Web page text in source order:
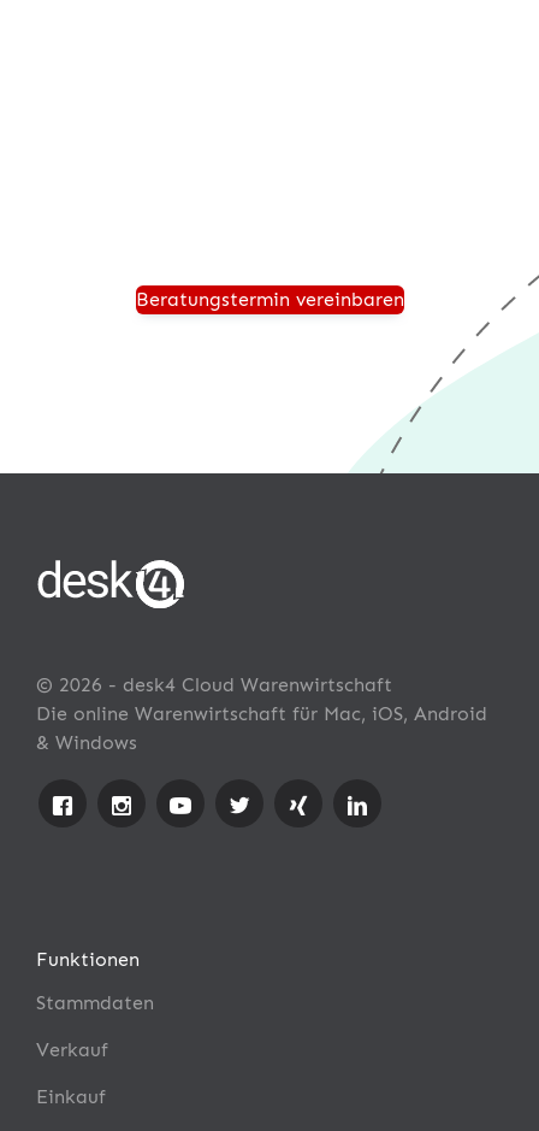
Beratungstermin vereinbaren
© 2026 - desk4 Cloud Warenwirtschaft
Die online Warenwirtschaft für Mac, iOS, Android
& Windows
Funktionen
Stammdaten
Verkauf
Einkauf